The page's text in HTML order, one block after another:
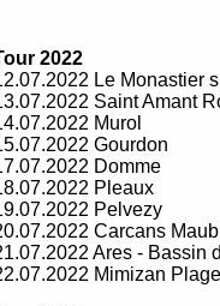
2022
Le Monastier
Saint Amant
Murol
Gourdon
Domme
Pleaux
Pelvezy
Carcans
Ares - Bassin
Mimizan Plage